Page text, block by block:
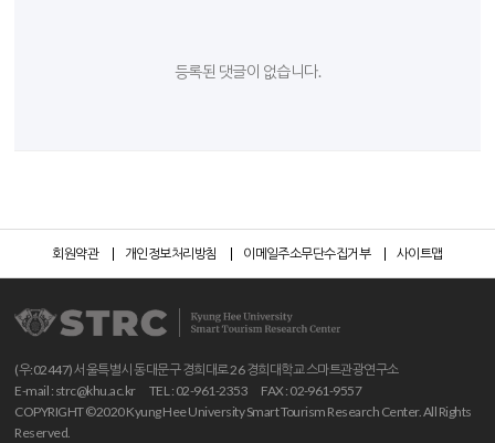
등록된 댓글이 없습니다.
회원약관 개인정보처리방침 이메일주소무단수집거부 사이트맵
(우:02447) 서울특별시 동대문구 경희대로 26 경희대학교 스마트관광연구소
E-mail : strc@khu.ac.kr TEL : 02-961-2353
FAX : 02-961-9557
COPYRIGHT ©2020 Kyung Hee University Smart Tourism Research Center. All Rights
Reserved.